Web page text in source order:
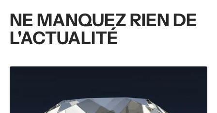
NE MANQUEZ RIEN DE
L'ACTUALITÉ